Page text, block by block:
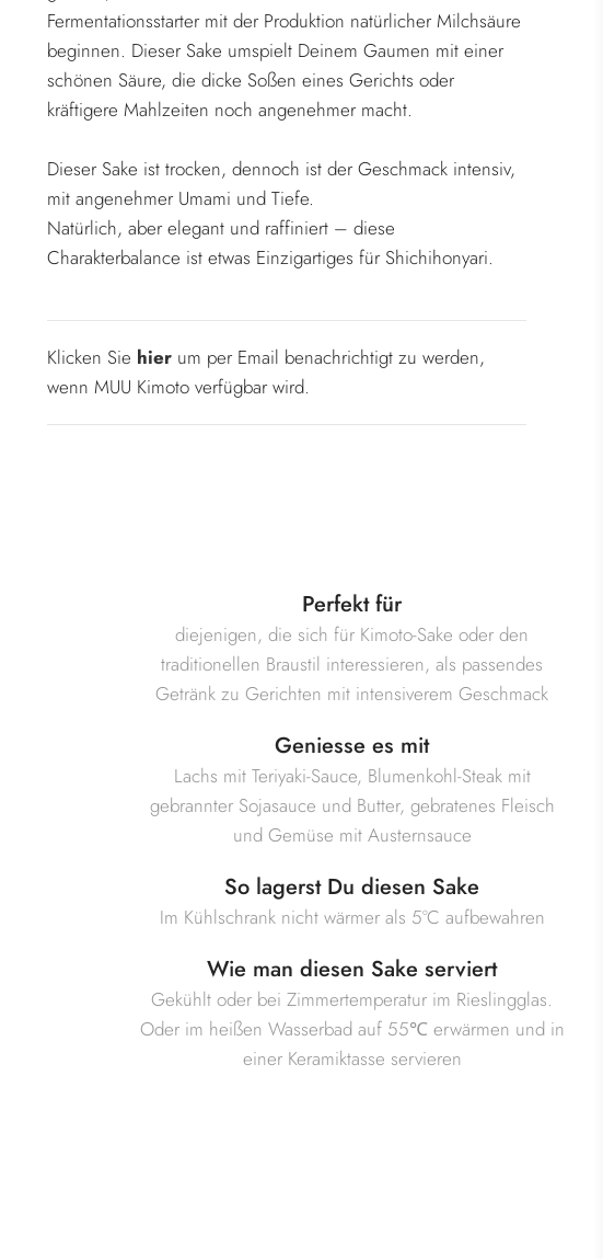
Fermentationsstarter mit der Produktion natürlicher Milchsäure
beginnen. Dieser Sake umspielt Deinem Gaumen mit einer
schönen Säure, die dicke Soßen eines Gerichts oder
kräftigere Mahlzeiten noch angenehmer macht.
Dieser Sake ist trocken, dennoch ist der Geschmack intensiv,
mit angenehmer Umami und Tiefe.
Natürlich, aber elegant und raffiniert – diese
Charakterbalance ist etwas Einzigartiges für Shichihonyari.
Klicken Sie hier um per Email benachrichtigt zu werden,
wenn MUU Kimoto verfügbar wird.
Perfekt für
diejenigen, die sich für Kimoto-Sake oder den
traditionellen Braustil interessieren, als passendes
Getränk zu Gerichten mit intensiverem Geschmack
Geniesse es mit
Lachs mit Teriyaki-Sauce, Blumenkohl-Steak mit
gebrannter Sojasauce und Butter, gebratenes Fleisch
und Gemüse mit Austernsauce
So lagerst Du diesen Sake
Im Kühlschrank nicht wärmer als 5°C aufbewahren
Wie man diesen Sake serviert
Gekühlt oder bei Zimmertemperatur im Rieslingglas.
Oder im heißen Wasserbad auf 55℃ erwärmen und in
einer Keramiktasse servieren